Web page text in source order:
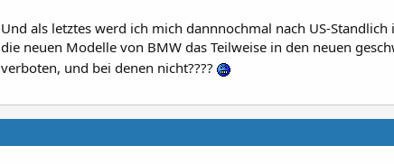
Und als letztes werd ich mich dannnochmal nach US-
die neuen Modelle von BMW das Teilweise in den neuen
verboten, und bei denen nicht????